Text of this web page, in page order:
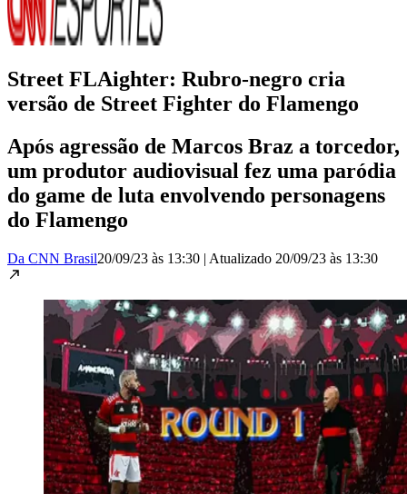
Street FLAighter: Rubro-negro cria
versão de Street Fighter do Flamengo
Após agressão de Marcos Braz a torcedor,
um produtor audiovisual fez uma paródia
do game de luta envolvendo personagens
do Flamengo
Da CNN Brasil20/09/23 às 13:30 | Atualizado 20/09/23 às 13:30